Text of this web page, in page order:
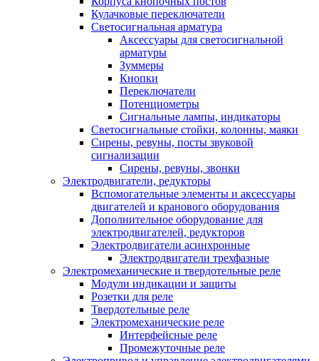
Кулачковые переключатели
Светосигнальная арматура
Аксессуары для светосигнальной
арматуры
Зуммеры
Кнопки
Переключатели
Потенциометры
Сигнальные лампы, индикаторы
Светосигнальные стойки, колонны, маяки
Сирены, ревуны, посты звуковой
сигнализации
Сирены, ревуны, звонки
Электродвигатели, редукторы
Вспомогательные элементы и аксессуары
двигателей и кранового оборудования
Дополнительное оборудование для
электродвигателей, редукторов
Электродвигатели асинхронные
Электродвигатели трехфазные
Электромеханические и твердотельные реле
Модули индикации и защиты
Розетки для реле
Твердотельные реле
Электромеханические реле
Интерфейсные реле
Промежуточные реле